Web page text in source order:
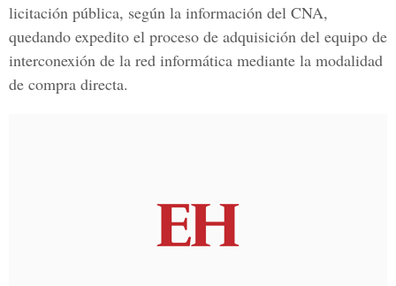
licitación pública, según la información del CNA,
quedando expedito el proceso de adquisición del equipo de
interconexión de la red informática mediante la modalidad
de compra directa.